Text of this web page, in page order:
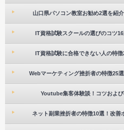
山口県パソコン教室お勧め2選を紹
IT資格試験スクールの選びのコツ
IT資格試験に合格できない人の特
Webマーケティング挫折者の特徴25
Youtube集客体験談！コツおよ
ネット副業挫折者の特徴10選！改善